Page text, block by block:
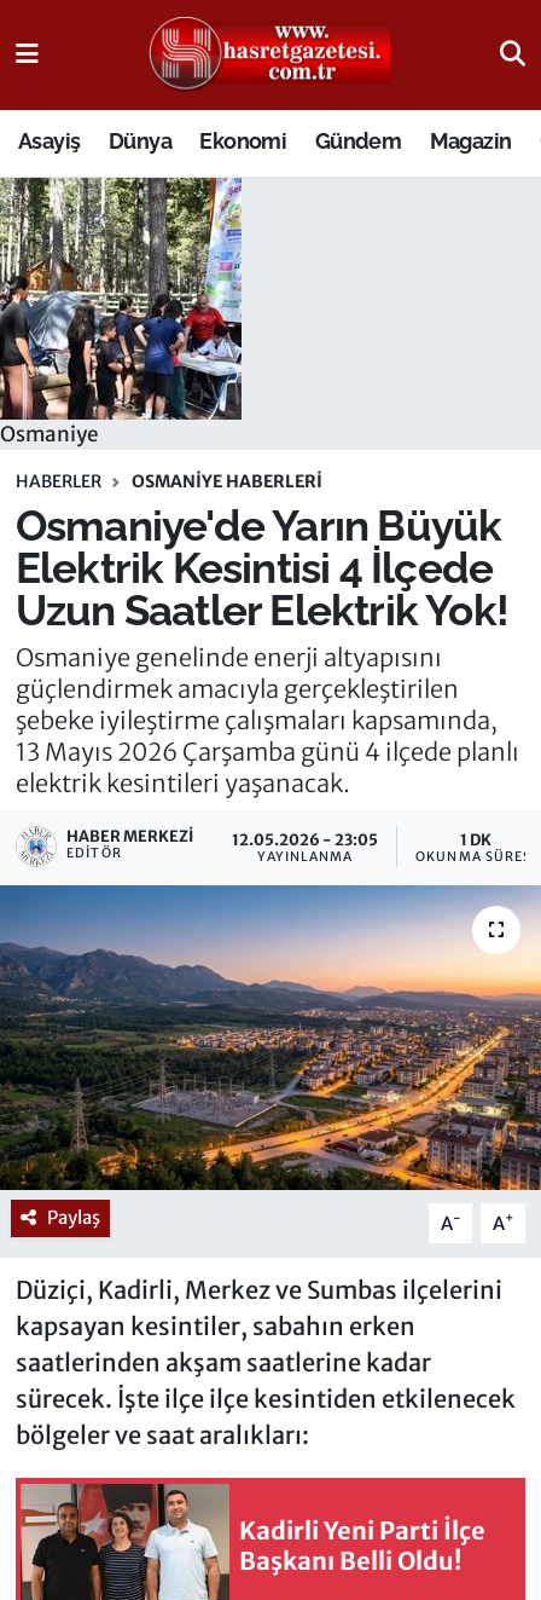
Asayiş Dünya Ekonomi Gündem Magazin
Osmaniye
HABERLER OSMANIYE HABERLERI
Osmaniye'de Yarın Büyük
Elektrik Kesintisi 4 İlçede
Uzun Saatler Elektrik Yok!
Osmaniye genelinde enerji altyapısını
güçlendirmek amacıyla gerçekleştirilen
şebeke iyileştirme çalışmaları kapsamında,
13 Mayıs 2026 Çarşamba günü 4 ilçede planlı
elektrik kesintileri yaşanacak.
HABER MERKEZI
EDITÖR
12.05.2026 - 23:05
YAYINLANMA
1 DK
OKUNMA SÜRESI
Paylaş A- A+
Düziçi, Kadirli, Merkez ve Sumbas ilçelerini
kapsayan kesintiler, sabahın erken
saatlerinden akşam saatlerine kadar
sürecek. İşte ilçe ilçe kesintiden etkilenecek
bölgeler ve saat aralıkları:
Kadirli Yeni Parti İlçe
Başkanı Belli Oldu!
Osmaniye Nöbetçi Eczaneler
Osmaniye Hava Durumu
Osmaniye Trafik Yoğunluk Haritası
Süper Lig Puan Durumu ve Fikstür
Tüm Manşetler
Son Dakika Haberleri